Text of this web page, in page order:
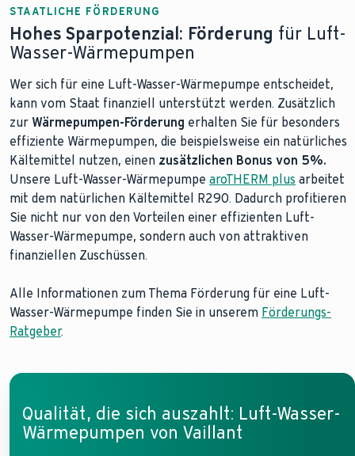
STAATLICHE FÖRDERUNG
Hohes Sparpotenzial: Förderung für Luft-
Wasser-Wärmepumpen
Wer sich für eine Luft-Wasser-Wärmepumpe entscheidet,
kann vom Staat finanziell unterstützt werden. Zusätzlich
zur Wärmepumpen-Förderung erhalten Sie für besonders
effiziente Wärmepumpen, die beispielsweise ein natürliches
Kältemittel nutzen, einen zusätzlichen Bonus von 5%.
Unsere Luft-Wasser-Wärmepumpe aroTHERM plus arbeitet
mit dem natürlichen Kältemittel R290. Dadurch profitieren
Sie nicht nur von den Vorteilen einer effizienten Luft-
Wasser-Wärmepumpe, sondern auch von attraktiven
finanziellen Zuschüssen.
Alle Informationen zum Thema Förderung für eine Luft-
Wasser-Wärmepumpe finden Sie in unserem Förderungs-
Ratgeber.
Qualität, die sich auszahlt: Luft-Wasser-
Wärmepumpen von Vaillant